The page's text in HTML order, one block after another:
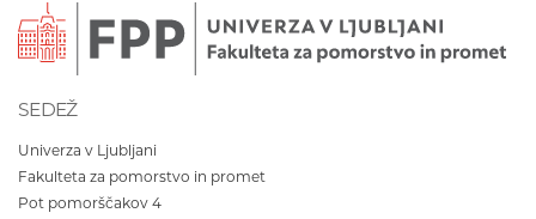
SEDEŽ
Univerza v Ljubljani
Fakulteta za pomorstvo in promet
Pot pomorščakov 4